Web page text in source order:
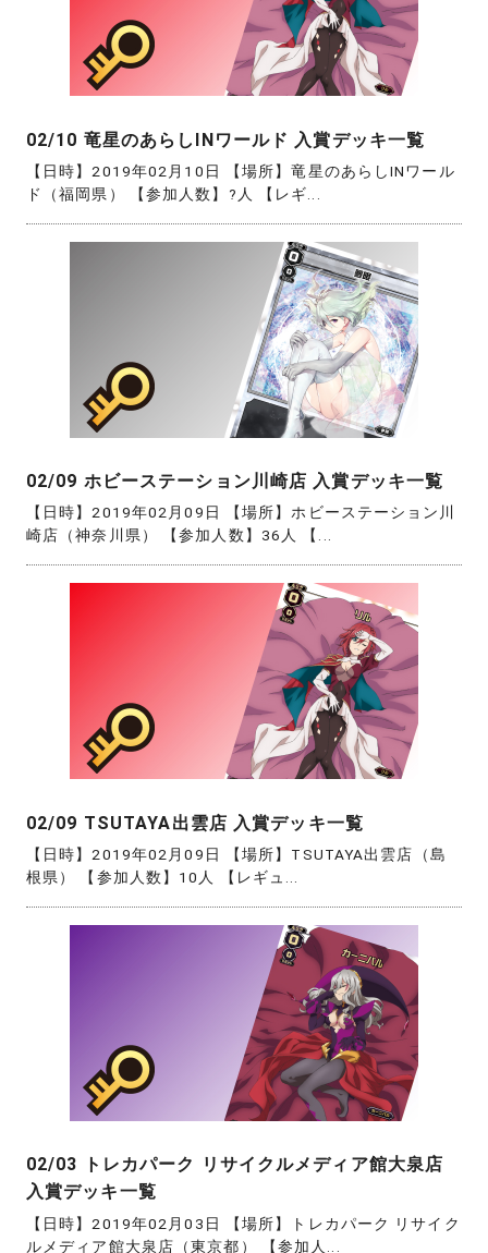
02/10 竜星のあらしINワールド 入賞デッキ一覧
【日時】2019年02月10日 【場所】竜星のあらしINワール
ド（福岡県） 【参加人数】?人 【レギ...
02/09 ホビーステーション川崎店 入賞デッキ一覧
【日時】2019年02月09日 【場所】ホビーステーション川
崎店（神奈川県） 【参加人数】36人 【...
02/09 TSUTAYA出雲店 入賞デッキ一覧
【日時】2019年02月09日 【場所】TSUTAYA出雲店（島
根県） 【参加人数】10人 【レギュ...
02/03 トレカパーク リサイクルメディア館大泉店
入賞デッキ一覧
【日時】2019年02月03日 【場所】トレカパーク リサイク
ルメディア館大泉店（東京都） 【参加人...